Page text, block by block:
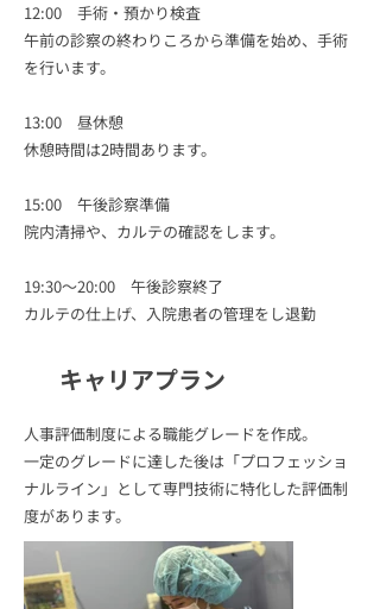
12:00 手術・預かり検査
午前の診察の終わりころから準備を始め、手術
を行います。
13:00 昼休憩
休憩時間は2時間あります。
15:00 午後診察準備
院内清掃や、カルテの確認をします。
19:30～20:00 午後診察終了
カルテの仕上げ、入院患者の管理をし退勤
キャリアプラン
人事評価制度による職能グレードを作成。
一定のグレードに達した後は「プロフェッショ
ナルライン」として専門技術に特化した評価制
度があります。